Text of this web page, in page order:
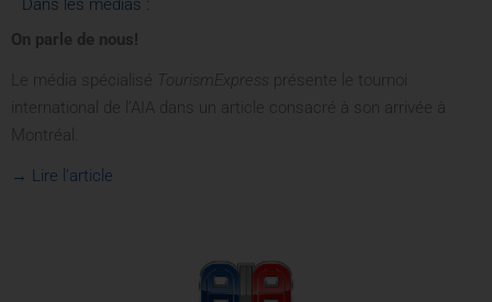
Dans les médias :
On parle de nous!
Le média spécialisé TourismExpress
présente le tournoi
international de l’AIA dans un article consacré à son arrivée à
Montréal.
→ Lire l’article